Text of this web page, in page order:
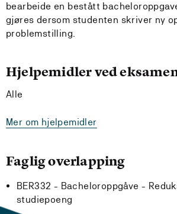
bearbeide en bestått
gjøres dersom studenten skriver ny
problemstilling.
Hjelpemidler ved
Alle
Mer om hjelpemidler
Faglig overlapping
BER332 - Bacheloroppgåve -
studiepoeng